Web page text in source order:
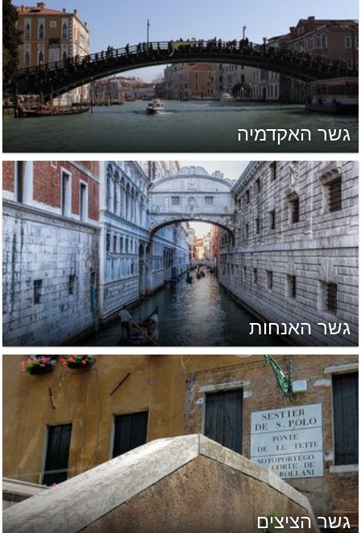
גשר האקדמיה
גשר האנחות
גשר הציצים